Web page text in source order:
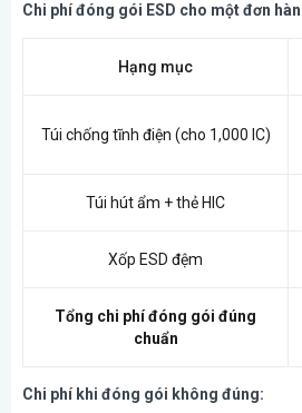
Chi phí đóng gói ESD cho một đơn
Hạng mục
Túi chống tĩnh điện (cho 1,000 IC)
Túi hút ẩm + thẻ HIC
Xốp ESD đệm
Tổng chi phí đóng gói đúng
chuẩn
Chi phí khi đóng gói không đúng: